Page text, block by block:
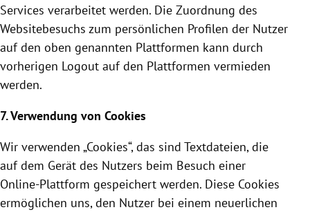
Services verarbeitet werden. Die Zuordnung des
Websitebesuchs zum persönlichen Profilen der Nutzer
auf den oben genannten Plattformen kann durch
vorherigen Logout auf den Plattformen vermieden
werden.
7. Verwendung von Cookies
Wir verwenden „Cookies“, das sind Textdateien, die
auf dem Gerät des Nutzers beim Besuch einer
Online-Plattform gespeichert werden. Diese Cookies
ermöglichen uns, den Nutzer bei einem neuerlichen